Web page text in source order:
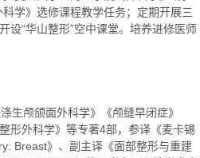
学》选修课程教学任务；定期开展三
设“华山整形”空中课堂。培养进修医师
生颅颌面外科学》《颅缝早闭症》
形外科学》等专著4部，参译《麦卡锡
Breast》、副主译《面部整形与重建